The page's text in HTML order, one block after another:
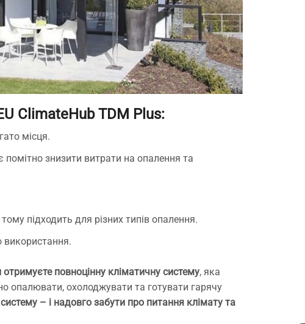
ClimateHub TDM Plus:
місця.
знизити витрати на опалення та
тому підходить для різних типів опалення.
використання.
отримуєте повноцінну кліматичну систему, яка
опалювати, охолоджувати та готувати гарячу
– і надовго забути про питання клімату та